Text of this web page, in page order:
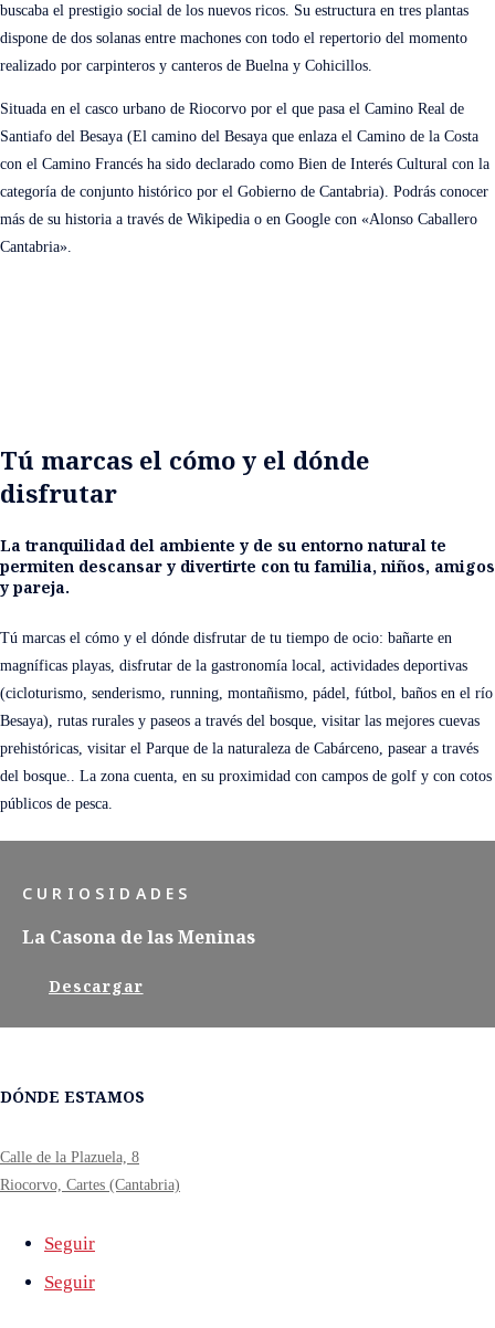
buscaba el prestigio social de los nuevos ricos. Su estructura en tres plantas
dispone de dos solanas entre machones con todo el repertorio del momento
realizado por carpinteros y canteros de Buelna y Cohicillos.
Situada en el casco urbano de Riocorvo por el que pasa el Camino Real de
Santiafo del Besaya (El camino del Besaya que enlaza el Camino de la Costa
con el Camino Francés ha sido declarado como Bien de Interés Cultural con la
categoría de conjunto histórico por el Gobierno de Cantabria). Podrás conocer
más de su historia a través de Wikipedia o en Google con «Alonso Caballero
Cantabria».
Tú marcas el cómo y el dónde
disfrutar
La tranquilidad del ambiente y de su entorno natural te
permiten descansar y divertirte con tu familia, niños, amigos
y pareja.
Tú marcas el cómo y el dónde disfrutar de tu tiempo de ocio: bañarte en
magníficas playas, disfrutar de la gastronomía local, actividades deportivas
(cicloturismo, senderismo, running, montañismo, pádel, fútbol, baños en el río
Besaya), rutas rurales y paseos a través del bosque, visitar las mejores cuevas
prehistóricas, visitar el Parque de la naturaleza de Cabárceno, pasear a través
del bosque.. La zona cuenta, en su proximidad con campos de golf y con cotos
públicos de pesca.
CURIOSIDADES
La Casona de las Meninas
Descargar
DÓNDE ESTAMOS
Calle de la Plazuela, 8
Riocorvo, Cartes (Cantabria)
Seguir
Seguir